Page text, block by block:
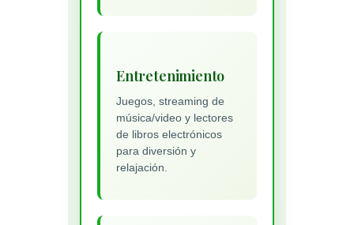
Entretenimiento
Juegos, streaming de
música/video y lectores
de libros electrónicos
para diversión y
relajación.